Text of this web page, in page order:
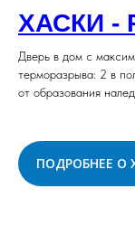
ХАСКИ -
Дверь в дом с
терморазрыва: 2 в
от образования
ПОДРОБНЕЕ О